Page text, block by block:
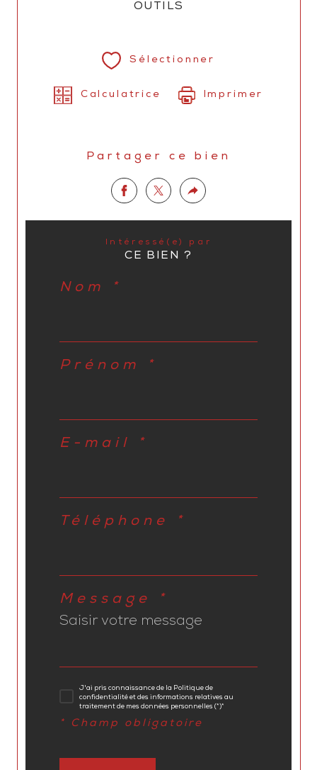
OUTILS
Sélectionner
Calculatrice Imprimer
Partager ce bien
Intéressé(e) par
CE BIEN ?
Nom *
Prénom *
E-mail *
Téléphone *
Message *
J'ai pris connaissance de la Politique de
confidentialité et des informations relatives au
traitement de mes données personnelles (*)*
* Champ obligatoire